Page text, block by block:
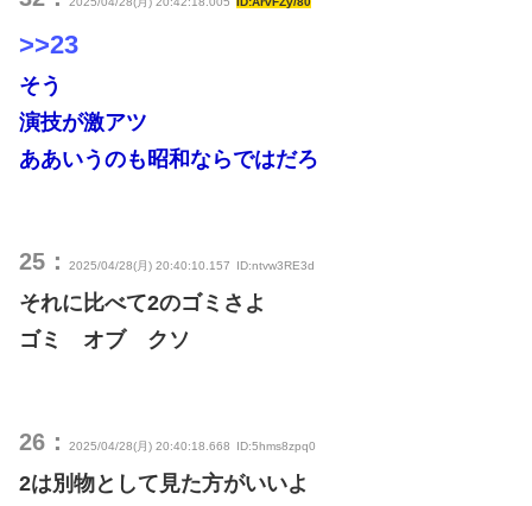
>>23
そう
演技が激アツ
ああいうのも昭和ならではだろ
25： 2025/04/28(月) 20:40:10.157 ID:ntvw3RE3d
それに比べて2のゴミさよ
ゴミ オブ クソ
26： 2025/04/28(月) 20:40:18.668 ID:5hms8zpq0
2は別物として見た方がいいよ